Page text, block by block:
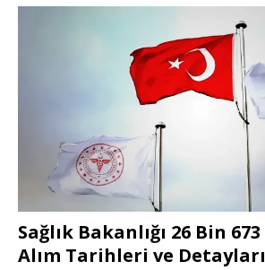
Sağlık Bakanlığı 26 Bin
Alım Tarihleri ve Detayları